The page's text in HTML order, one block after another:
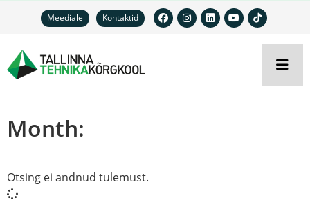
Meediale Kontaktid
Month:
Otsing ei andnud tulemust.